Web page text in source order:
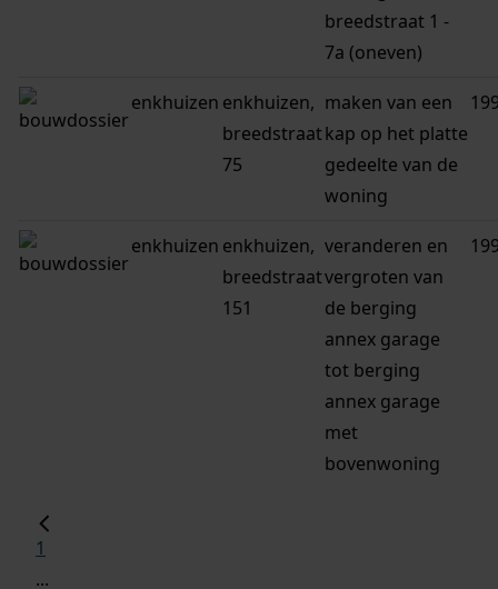
breedstraat 1 -
7a (oneven)
enkhuizen enkhuizen,
breedstraat
75
maken van een
kap op het platte
gedeelte van de
woning
enkhuizen enkhuizen,
breedstraat
151
veranderen en
vergroten van
de berging
annex garage
tot berging
annex garage
met
bovenwoning
1
...